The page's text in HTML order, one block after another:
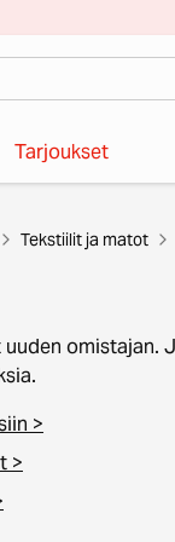
Tarjoukset
Tekstiilit ja matot
omistajan.
>
>